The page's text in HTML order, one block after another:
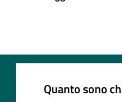
Quanto sono